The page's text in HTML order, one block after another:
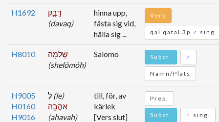
H1692
דָּבַ֥ק
(davaq)
hinna upp,
fästa sig vid,
hålla sig ...
Verb
qal qatal 3p ♂ sing.
H8010
שְׁלֹמֹ֖ה
(shelómóh)
Salomo Subst. ♂
Namn/Plats
H9005
H0160
H9016
(le)
אַהֲבָֽה
(ahavah)
till, för, av
kärlek
[Vers slut]
Prep.
Subst. ♀ sing.